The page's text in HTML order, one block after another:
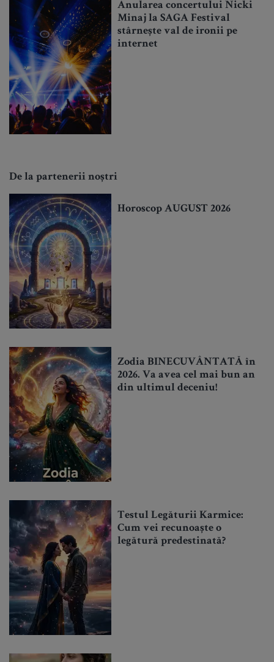
Anularea concertului Nicki
Minaj la SAGA Festival
stârnește val de ironii pe
internet
De la partenerii noștri
Horoscop AUGUST 2026
Zodia BINECUVÂNTATĂ în
2026. Va avea cel mai bun an
din ultimul deceniu!
Testul Legăturii Karmice:
Cum vei recunoaște o
legătură predestinată?